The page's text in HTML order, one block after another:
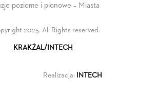
poziome i pionowe – Miasta
2025. All Rights reserved.
KRAKŻAL/INTECH
Realizacja: INTECH